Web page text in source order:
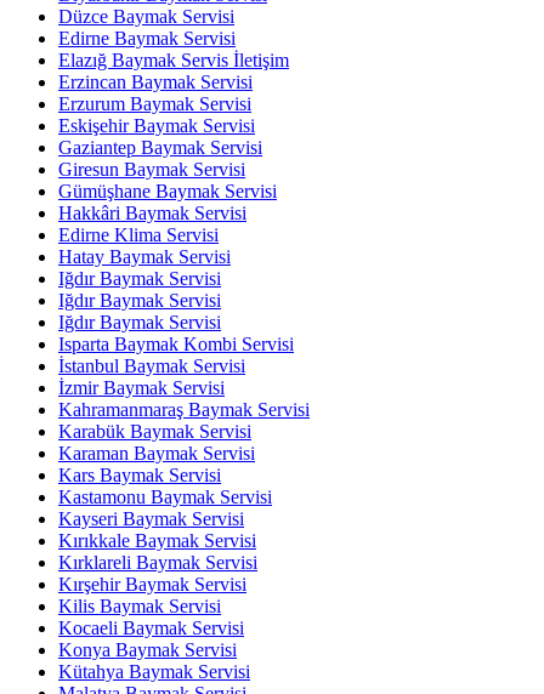
Düzce Baymak Servisi
Edirne Baymak Servisi
Elazığ Baymak Servis İletişim
Erzincan Baymak Servisi
Erzurum Baymak Servisi
Eskişehir Baymak Servisi
Gaziantep Baymak Servisi
Giresun Baymak Servisi
Gümüşhane Baymak Servisi
Hakkâri Baymak Servisi
Edirne Klima Servisi
Hatay Baymak Servisi
Iğdır Baymak Servisi
Iğdır Baymak Servisi
Iğdır Baymak Servisi
Isparta Baymak Kombi Servisi
İstanbul Baymak Servisi
İzmir Baymak Servisi
Kahramanmaraş Baymak Servisi
Karabük Baymak Servisi
Karaman Baymak Servisi
Kars Baymak Servisi
Kastamonu Baymak Servisi
Kayseri Baymak Servisi
Kırıkkale Baymak Servisi
Kırklareli Baymak Servisi
Kırşehir Baymak Servisi
Kilis Baymak Servisi
Kocaeli Baymak Servisi
Konya Baymak Servisi
Kütahya Baymak Servisi